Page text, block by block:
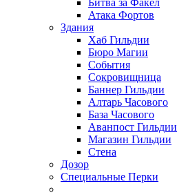
Битва за Факел
Атака Фортов
Здания
Хаб Гильдии
Бюро Магии
События
Сокровищница
Баннер Гильдии
Алтарь Часового
База Часового
Аванпост Гильдии
Магазин Гильдии
Стена
Дозор
Специальные Перки